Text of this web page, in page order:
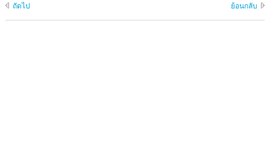
ถัดไป ย้อนกลับ